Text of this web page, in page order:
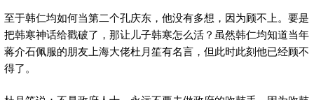
至于韩仁均如何当第二个孔庆东，他没有多想，因为顾不上。要是
把韩寒神话给戳破了，那让儿子韩寒怎么活？虽然韩仁均知道当年
蒋介石佩服的朋友上海大佬杜月笙有名言，但此时此刻他已经顾不
得了。